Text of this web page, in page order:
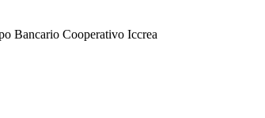
Bancario Cooperativo Iccrea